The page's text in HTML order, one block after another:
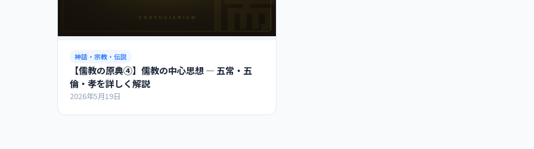
神話・宗教・伝説
【儒教の原典④】儒教の中心思想 ― 五常・五
倫・孝を詳しく解説
2026年5月19日